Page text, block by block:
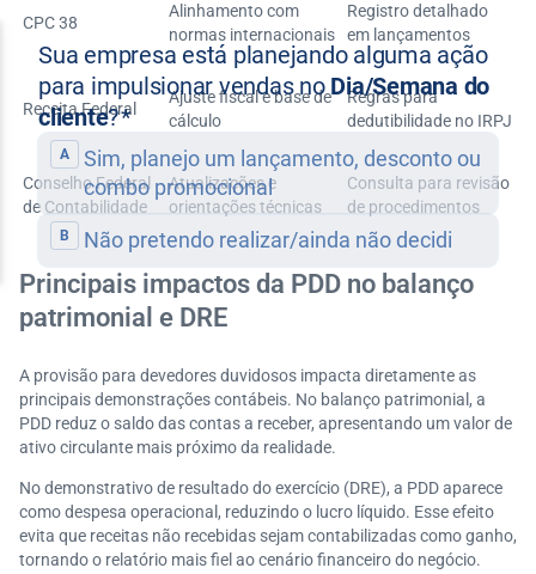
CPC 38
Alinhamento com
normas internacionais
Registro detalhado
em lançamentos
Receita Federal
Ajuste fiscal e base de
cálculo
Regras para
dedutibilidade no IRPJ
Conselho Federal
de Contabilidade
Atualizações e
orientações técnicas
Consulta para revisão
de procedimentos
Principais impactos da PDD no balanço
patrimonial e DRE
A provisão para devedores duvidosos impacta diretamente as
principais demonstrações contábeis. No balanço patrimonial, a
PDD reduz o saldo das contas a receber, apresentando um valor de
ativo circulante mais próximo da realidade.
No demonstrativo de resultado do exercício (DRE), a PDD aparece
como despesa operacional, reduzindo o lucro líquido. Esse efeito
evita que receitas não recebidas sejam contabilizadas como ganho,
tornando o relatório mais fiel ao cenário financeiro do negócio.